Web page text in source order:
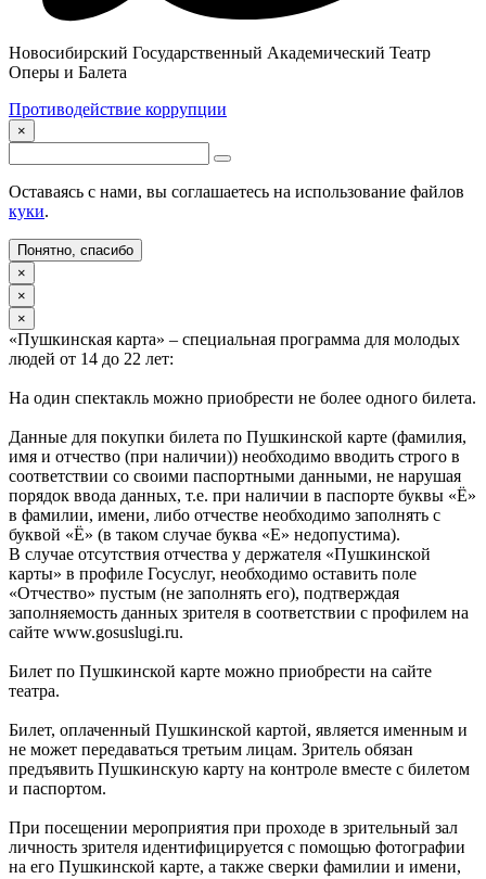
Новосибирский Государственный Академический Театр
Оперы и Балета
Противодействие коррупции
×
Оставаясь с нами, вы соглашаетесь на использование файлов
куки.
Понятно, спасибо
×
×
×
«Пушкинская карта» – специальная программа для молодых
людей от 14 до 22 лет:
На один спектакль можно приобрести не более одного билета.
Данные для покупки билета по Пушкинской карте (фамилия,
имя и отчество (при наличии)) необходимо вводить строго в
соответствии со своими паспортными данными, не нарушая
порядок ввода данных, т.е. при наличии в паспорте буквы «Ё»
в фамилии, имени, либо отчестве необходимо заполнять с
буквой «Ё» (в таком случае буква «Е» недопустима).
В случае отсутствия отчества у держателя «Пушкинской
карты» в профиле Госуслуг, необходимо оставить поле
«Отчество» пустым (не заполнять его), подтверждая
заполняемость данных зрителя в соответствии с профилем на
сайте www.gosuslugi.ru.
Билет по Пушкинской карте можно приобрести на сайте
театра.
Билет, оплаченный Пушкинской картой, является именным и
не может передаваться третьим лицам. Зритель обязан
предъявить Пушкинскую карту на контроле вместе с билетом
и паспортом.
При посещении мероприятия при проходе в зрительный зал
личность зрителя идентифицируется с помощью фотографии
на его Пушкинской карте, а также сверки фамилии и имени,